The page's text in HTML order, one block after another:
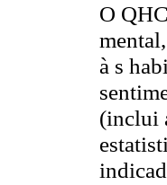
O
à s
(inclui